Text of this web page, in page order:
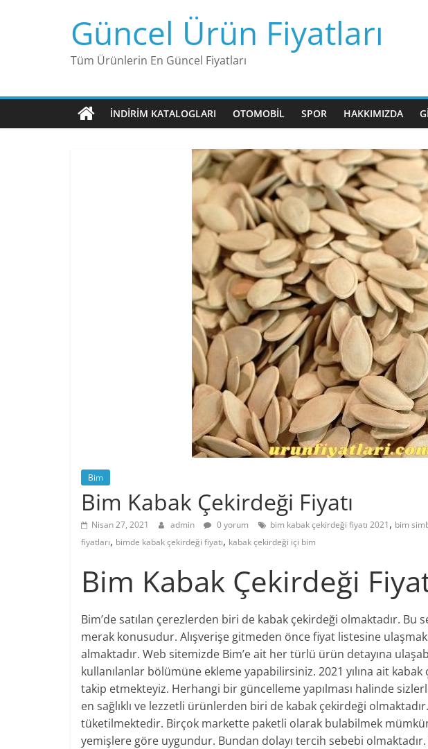
Güncel Ürün Fiyatları
Tüm Ürünlerin En Güncel Fiyatları
İNDIRIM KATALOGLARI OTOMOBIL SPOR HAKKIMIZDA
Bim
Bim Kabak Çekirdeği Fiyatı
Nisan 27, 2021 admin 0 yorum bim kabak çekirdeği fiyatı 2021, bim
fiyatları, bimde kabak çekirdeği fiyatı, kabak çekirdeği içi bim
Bim Kabak Çekirdeği
Bim’de satılan çerezlerden biri de kabak çekirdeği olmaktadır. Bu
merak konusudur. Alışverişe gitmeden önce fiyat listesine
almaktadır. Web sitemizde Bim’e ait her türlü ürün detayına
kullanılanlar bölümüne ekleme yapabilirsiniz. 2021 yılına ait
takip etmekteyiz. Herhangi bir güncelleme yapılması halinde
en sağlıklı ve lezzetli ürünlerden biri de kabak çekirdeği
tüketilmektedir. Birçok markette paketli olarak bulabilmek
yemişlere göre uygundur. Bundan dolayı tercih sebebi olmaktadır.